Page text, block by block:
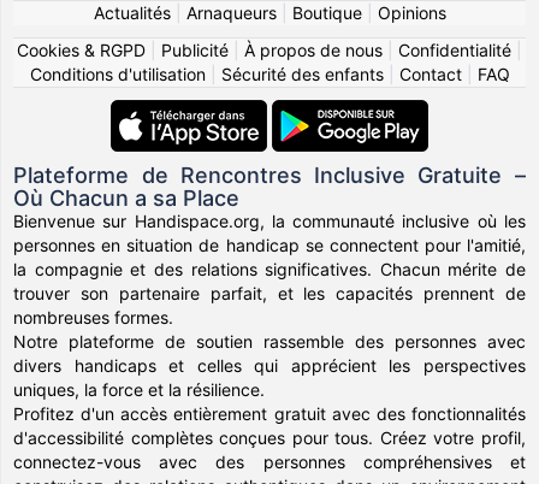
Actualités| Arnaqueurs| Boutique| Opinions
Cookies & RGPD
Publicité À propos de nous Confidentialité
Conditions d'utilisation| Sécurité des enfants| Contact| FAQ
Plateforme de Rencontres Inclusive Gratuite –
Où Chacun a sa Place
Bienvenue sur Handispace.org, la communauté inclusive où les
personnes en situation de handicap se connectent pour l'amitié,
la compagnie et des relations significatives. Chacun mérite de
trouver son partenaire parfait, et les capacités prennent de
nombreuses formes.
Notre plateforme de soutien rassemble des personnes avec
divers handicaps et celles qui apprécient les perspectives
uniques, la force et la résilience.
Profitez d'un accès entièrement gratuit avec des fonctionnalités
d'accessibilité complètes conçues pour tous. Créez votre profil,
connectez-vous avec des personnes compréhensives et